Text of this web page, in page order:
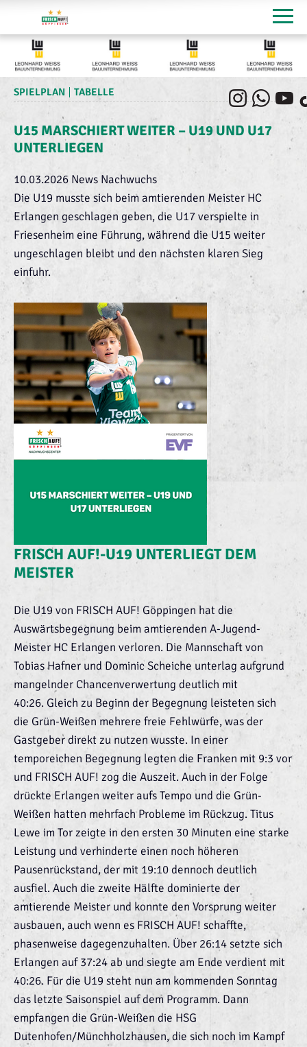
SPIELPLAN TABELLE
U15 MARSCHIERT WEITER – U19 UND U17
UNTERLIEGEN
10.03.2026 News Nachwuchs
Die U19 musste sich beim amtierenden Meister HC
Erlangen geschlagen geben, die U17 verspielte in
Friesenheim eine Führung, während die U15 weiter
ungeschlagen bleibt und den nächsten klaren Sieg
einfuhr.
FRISCH AUF!-U19 UNTERLIEGT DEM
MEISTER
Die U19 von FRISCH AUF! Göppingen hat die
Auswärtsbegegnung beim amtierenden A-Jugend-
Meister HC Erlangen verloren. Die Mannschaft von
Tobias Hafner und Dominic Scheiche unterlag aufgrund
mangelnder Chancenverwertung deutlich mit
40:26. Gleich zu Beginn der Begegnung leisteten sich
die Grün-Weißen mehrere freie Fehlwürfe, was der
Gastgeber direkt zu nutzen wusste. In einer
temporeichen Begegnung legten die Franken mit 9:3 vor
und FRISCH AUF! zog die Auszeit. Auch in der Folge
drückte Erlangen weiter aufs Tempo und die Grün-
Weißen hatten mehrfach Probleme im Rückzug. Titus
Lewe im Tor zeigte in den ersten 30 Minuten eine starke
Leistung und verhinderte einen noch höheren
Pausenrückstand, der mit 19:10 dennoch deutlich
ausfiel. Auch die zweite Hälfte dominierte der
amtierende Meister und konnte den Vorsprung weiter
ausbauen, auch wenn es FRISCH AUF! schaffte,
phasenweise dagegenzuhalten. Über 26:14 setzte sich
Erlangen auf 37:24 ab und siegte am Ende verdient mit
40:26. Für die U19 steht nun am kommenden Sonntag
das letzte Saisonspiel auf dem Programm. Dann
empfangen die Grün-Weißen die HSG
Dutenhofen/Münchholzhausen, die sich noch im Kampf